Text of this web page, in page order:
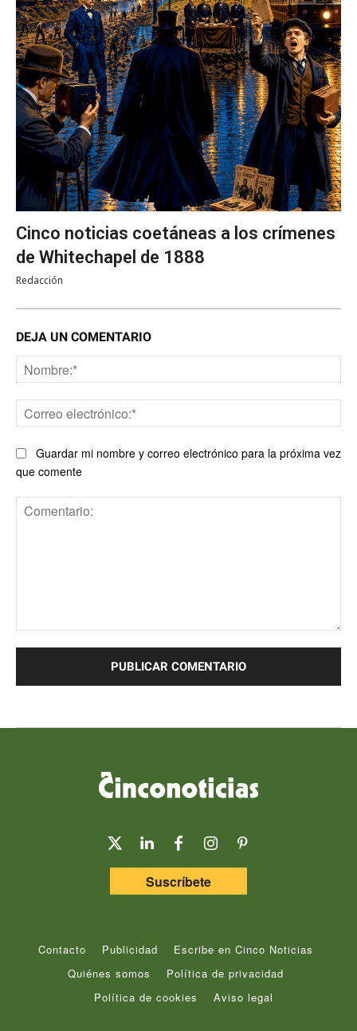
Cinco noticias coetáneas a los crímenes
de Whitechapel de 1888
Redacción
DEJA UN COMENTARIO
Guardar mi nombre y correo electrónico para la próxima vez
que comente
Suscríbete
Contacto Publicidad
Escribe en Cinco Noticias
Quiénes somos
Política de privacidad
Política de cookies
Aviso legal